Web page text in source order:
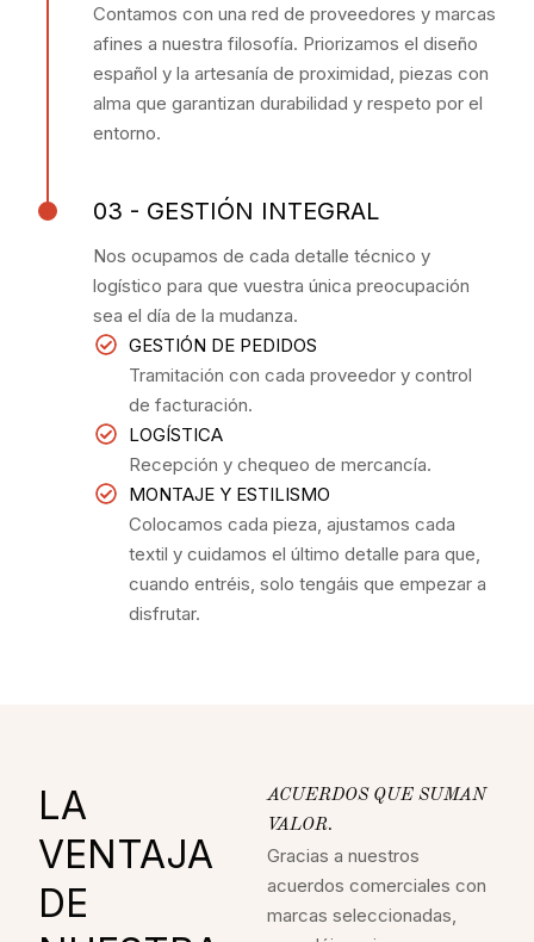
Contamos con una red de proveedores y marcas
afines a nuestra filosofía. Priorizamos el diseño
español y la artesanía de proximidad, piezas con
alma que garantizan durabilidad y respeto por el
entorno.
03 - GESTIÓN INTEGRAL
Nos ocupamos de cada detalle técnico y
logístico para que vuestra única preocupación
sea el día de la mudanza.
GESTIÓN DE PEDIDOS
Tramitación con cada proveedor y control
de facturación.
LOGÍSTICA
Recepción y chequeo de mercancía.
MONTAJE Y ESTILISMO
Colocamos cada pieza, ajustamos cada
textil y cuidamos el último detalle para que,
cuando entréis, solo tengáis que empezar a
disfrutar.
LA
VENTAJA
DE
ACUERDOS QUE SUMAN
VALOR.
Gracias a nuestros
acuerdos comerciales con
marcas seleccionadas,